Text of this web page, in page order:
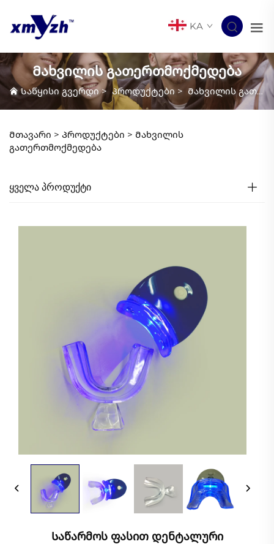
KA
Მახვილის გათერთმოქმედება
Საწყისი გვერდი> Პროდუქტები > Მახვილის გათერთმოქმედება
Მთავარი > Პროდუქტები > Მახვილის
გათერთმოქმედება
ᲧᲕᲔᲚᲐ ᲞᲠᲝᲓᲣᲥᲢᲘ
Საწარმოს Ფასით Დენტალური